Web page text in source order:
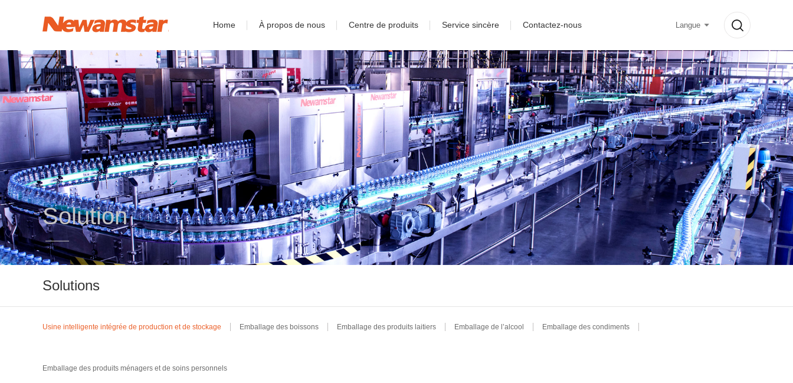
Home À propos de nous Centre de produits Service sincère Contactez-nous Langue
Solution
Solutions
Usine intelligente intégrée de production et de stockage Emballage des boissons Emballage des produits laitiers Emballage de l’alcool Emballage des condiments
Emballage des produits ménagers et de soins personnels